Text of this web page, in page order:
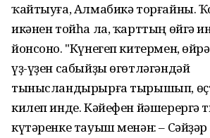
ҡайтыуға, Алмабикә торғайны.
икәнен тойһа ла, ҡарттың өйгә
йонсоно. "Күнегеп китермен,
үҙ-үҙен сабыйҙы өгөтләгәндәй
тынысландырырға тырышып,
килеп инде. Кәйефен
күтәренке тауыш менән: –